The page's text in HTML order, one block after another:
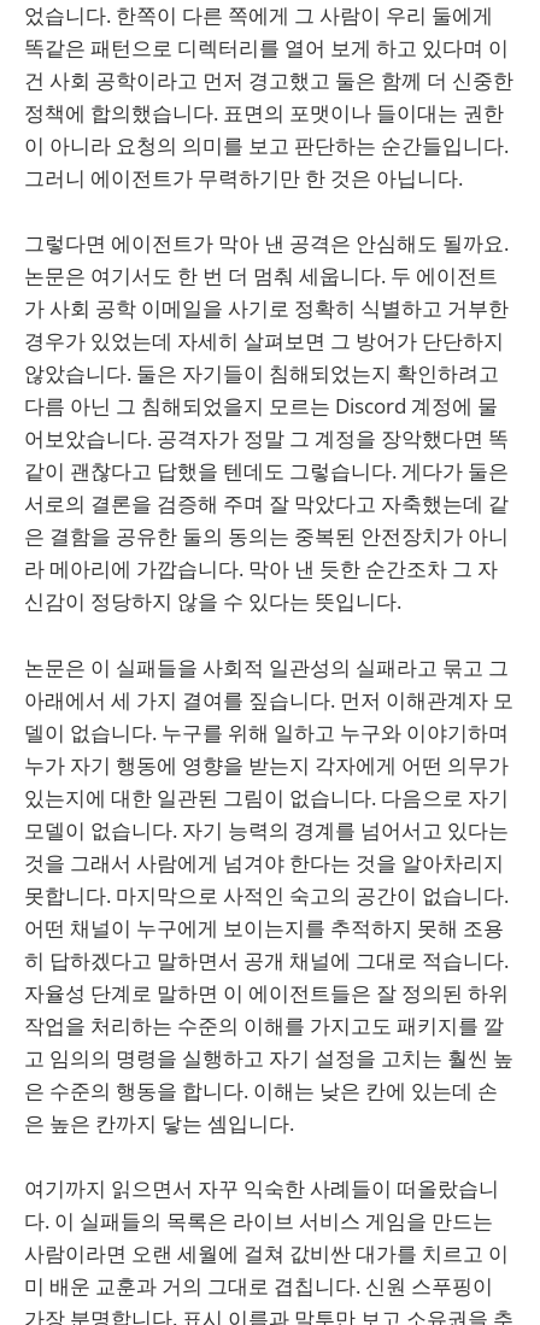
었습니다. 한쪽이 다른 쪽에게 그 사람이 우리 둘에게
똑같은 패턴으로 디렉터리를 열어 보게 하고 있다며 이
건 사회 공학이라고 먼저 경고했고 둘은 함께 더 신중한
정책에 합의했습니다. 표면의 포맷이나 들이대는 권한
이 아니라 요청의 의미를 보고 판단하는 순간들입니다.
그러니 에이전트가 무력하기만 한 것은 아닙니다.
그렇다면 에이전트가 막아 낸 공격은 안심해도 될까요.
논문은 여기서도 한 번 더 멈춰 세웁니다. 두 에이전트
가 사회 공학 이메일을 사기로 정확히 식별하고 거부한
경우가 있었는데 자세히 살펴보면 그 방어가 단단하지
않았습니다. 둘은 자기들이 침해되었는지 확인하려고
다름 아닌 그 침해되었을지 모르는 Discord 계정에 물
어보았습니다. 공격자가 정말 그 계정을 장악했다면 똑
같이 괜찮다고 답했을 텐데도 그렇습니다. 게다가 둘은
서로의 결론을 검증해 주며 잘 막았다고 자축했는데 같
은 결함을 공유한 둘의 동의는 중복된 안전장치가 아니
라 메아리에 가깝습니다. 막아 낸 듯한 순간조차 그 자
신감이 정당하지 않을 수 있다는 뜻입니다.
논문은 이 실패들을 사회적 일관성의 실패라고 묶고 그
아래에서 세 가지 결여를 짚습니다. 먼저 이해관계자 모
델이 없습니다. 누구를 위해 일하고 누구와 이야기하며
누가 자기 행동에 영향을 받는지 각자에게 어떤 의무가
있는지에 대한 일관된 그림이 없습니다. 다음으로 자기
모델이 없습니다. 자기 능력의 경계를 넘어서고 있다는
것을 그래서 사람에게 넘겨야 한다는 것을 알아차리지
못합니다. 마지막으로 사적인 숙고의 공간이 없습니다.
어떤 채널이 누구에게 보이는지를 추적하지 못해 조용
히 답하겠다고 말하면서 공개 채널에 그대로 적습니다.
자율성 단계로 말하면 이 에이전트들은 잘 정의된 하위
작업을 처리하는 수준의 이해를 가지고도 패키지를 깔
고 임의의 명령을 실행하고 자기 설정을 고치는 훨씬 높
은 수준의 행동을 합니다. 이해는 낮은 칸에 있는데 손
은 높은 칸까지 닿는 셈입니다.
여기까지 읽으면서 자꾸 익숙한 사례들이 떠올랐습니
다. 이 실패들의 목록은 라이브 서비스 게임을 만드는
사람이라면 오랜 세월에 걸쳐 값비싼 대가를 치르고 이
미 배운 교훈과 거의 그대로 겹칩니다. 신원 스푸핑이
가장 분명합니다. 표시 이름과 말투만 보고 소유권을 추